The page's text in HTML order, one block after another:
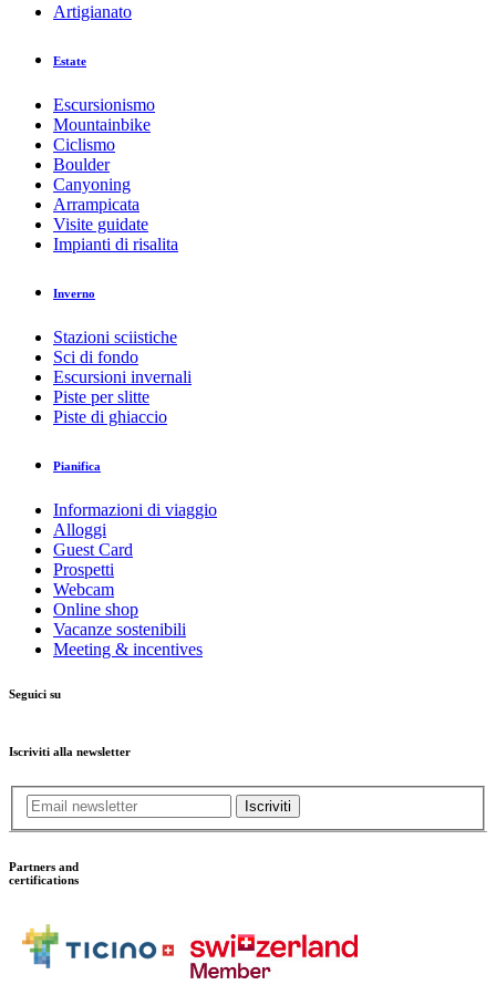
Artigianato
Estate
Escursionismo
Mountainbike
Ciclismo
Boulder
Canyoning
Arrampicata
Visite guidate
Impianti di risalita
Inverno
Stazioni sciistiche
Sci di fondo
Escursioni invernali
Piste per slitte
Piste di ghiaccio
Pianifica
Informazioni di viaggio
Alloggi
Guest Card
Prospetti
Webcam
Online shop
Vacanze sostenibili
Meeting & incentives
Seguici su
Iscriviti alla newsletter
Iscriviti
Partners and
certifications